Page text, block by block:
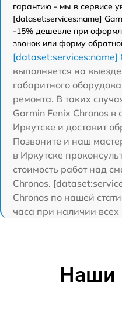
гарантию - мы в сервисе
[dataset:services:name]
-15% дешевле при
звонок или форму
[dataset:services:name]
выполняется на
габаритного
ремонта. В таких
Garmin Fenix Chronos в
Иркутске и доставит
Позвоните и наш
в Иркутске
стоимость работ над
Chronos.
Chronos по нашей
часа при наличии
Наши